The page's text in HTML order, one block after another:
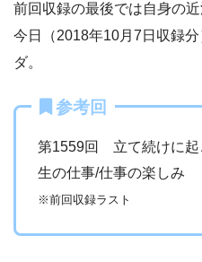
前回収録の最後では自身の
今日（2018年10月7日収録
ダ。
参考回
第1559回 立て続けに起
生の仕事/仕事の楽しみ
※前回収録ラスト